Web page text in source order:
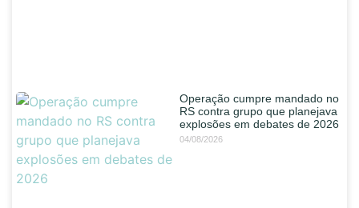
Operação cumpre mandado no
RS contra grupo que planejava
explosões em debates de 2026
04/08/2026